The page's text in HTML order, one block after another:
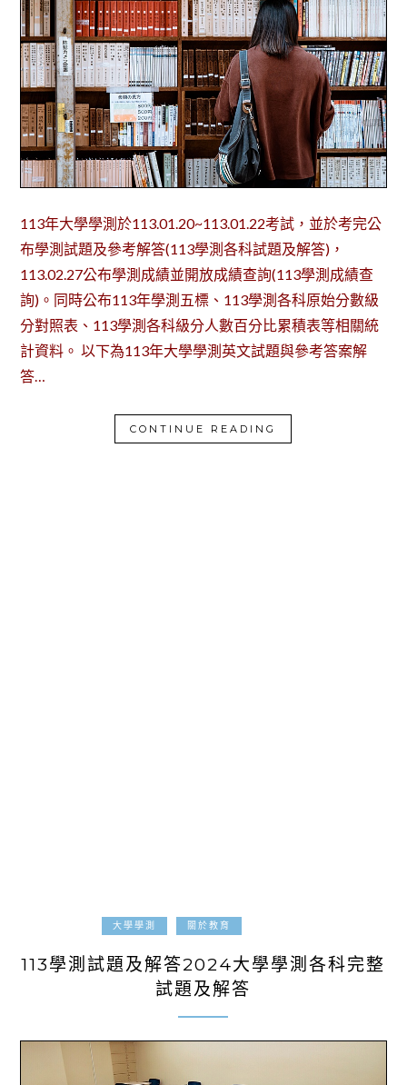
113年大學學測於113.01.20~113.01.22考試，並於考完公
布學測試題及參考解答(113學測各科試題及解答)，
113.02.27公布學測成績並開放成績查詢(113學測成績查
詢)。同時公布113年學測五標、113學測各科原始分數級
分對照表、113學測各科級分人數百分比累積表等相關統
計資料。 以下為113年大學學測英文試題與參考答案解
答…
CONTINUE READING
大學學測 關於教育
113學測試題及解答2024大學學測各科完整
試題及解答